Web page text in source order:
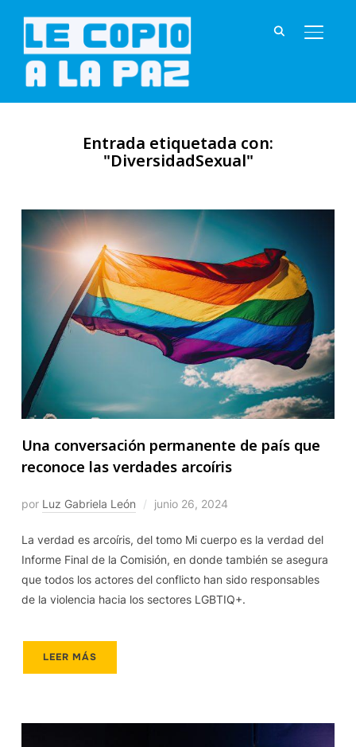
Entrada etiquetada con:
"DiversidadSexual"
Una conversación permanente de país que
reconoce las verdades arcoíris
por Luz Gabriela León junio 26, 2024
La verdad es arcoíris, del tomo Mi cuerpo es la verdad del
Informe Final de la Comisión, en donde también se asegura
que todos los actores del conflicto han sido responsables
de la violencia hacia los sectores LGBTIQ+.
LEER MÁS